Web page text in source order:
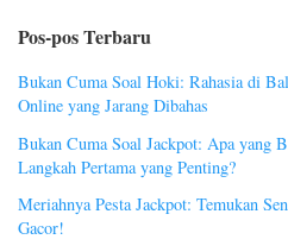
Pos-pos Terbaru
Bukan Cuma Soal Hoki: Rahasia di
Online yang Jarang Dibahas
Bukan Cuma Soal Jackpot: Apa yang
Langkah Pertama yang Penting?
Meriahnya Pesta Jackpot: Temukan
Gacor!